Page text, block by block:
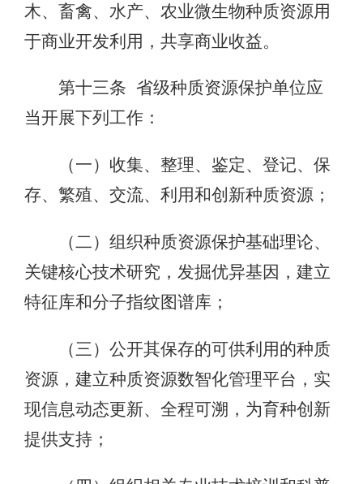
木、畜禽、水产、农业微生物种质资源用
于商业开发利用，共享商业收益。
第十三条 省级种质资源保护单位应
当开展下列工作：
（一）收集、整理、鉴定、登记、保
存、繁殖、交流、利用和创新种质资源；
（二）组织种质资源保护基础理论、
关键核心技术研究，发掘优异基因，建立
特征库和分子指纹图谱库；
（三）公开其保存的可供利用的种质
资源，建立种质资源数智化管理平台，实
现信息动态更新、全程可溯，为育种创新
提供支持；